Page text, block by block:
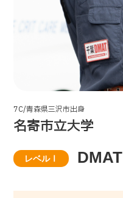
7C/青森県三沢市出身
名寄市立大学
レベルⅠ DMAT